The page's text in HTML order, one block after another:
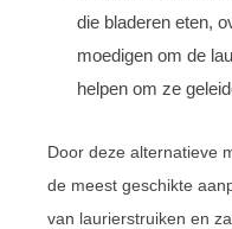
die bladeren eten,
moedigen om de
helpen om ze
Door deze alternatieve
de meest geschikte
van laurierstruiken en